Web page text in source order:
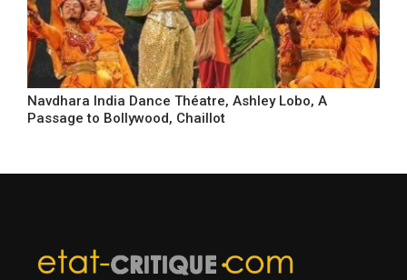
Navdhara India Dance Théatre, Ashley Lobo, A
Passage to Bollywood, Chaillot